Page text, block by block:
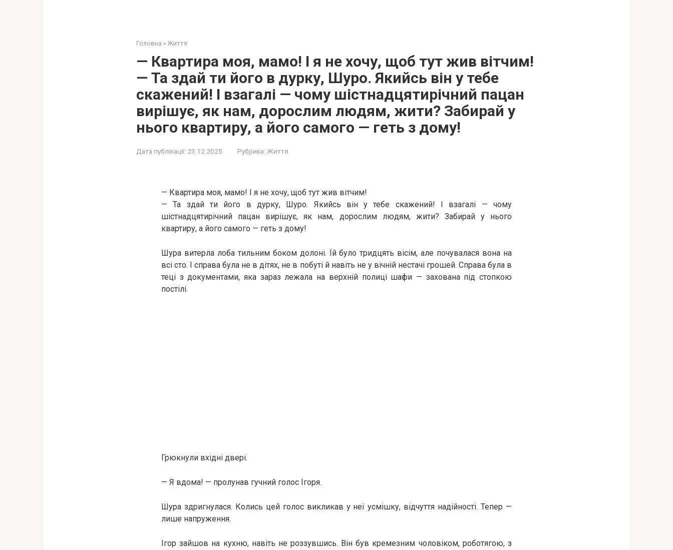
Головна » Життя
— Квартира моя, мамо! І я не хочу, щоб тут жив вітчим!
— Та здай ти його в дурку, Шуро. Якийсь він у тебе
скажений! І взагалі — чому шістнадцятирічний пацан
вирішує, як нам, дорослим людям, жити? Забирай у
нього квартиру, а його самого — геть з дому!
Дата публікації: 23.12.2025 Рубрика: Життя
— Квартира моя, мамо! І я не хочу, щоб тут жив вітчим!
— Та здай ти його в дурку, Шуро. Якийсь він у тебе скажений! І взагалі — чому
шістнадцятирічний пацан вирішує, як нам, дорослим людям, жити? Забирай у нього
квартиру, а його самого — геть з дому!
Шура витерла лоба тильним боком долоні. Їй було тридцять вісім, але почувалася вона на
всі сто. І справа була не в дітях, не в побуті й навіть не у вічній нестачі грошей. Справа була в
теці з документами, яка зараз лежала на верхній полиці шафи — захована під стопкою
постілі.
Грюкнули вхідні двері.
— Я вдома! — пролунав гучний голос Ігоря.
Шура здригнулася. Колись цей голос викликав у неї усмішку, відчуття надійності. Тепер —
лише напруження.
Ігор зайшов на кухню, навіть не роззувшись. Він був кремезним чоловіком, роботягою, з